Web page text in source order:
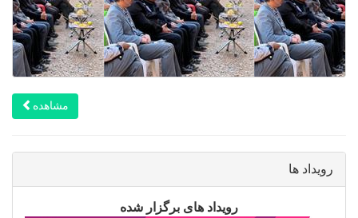
مشاهده
رویداد ها
رویداد های برگزار شده